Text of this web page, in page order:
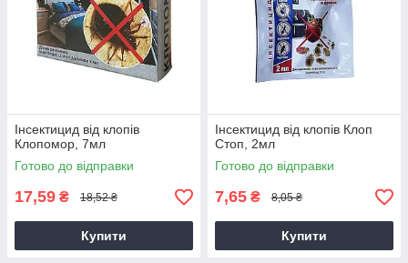
Інсектицид від клопів
Клопомор, 7мл
Готово до відправки
17,59 ₴ 18,52 ₴
Купити
Інсектицид від клопів Клоп
Стоп, 2мл
Готово до відправки
7,65 ₴ 8,05 ₴
Купити